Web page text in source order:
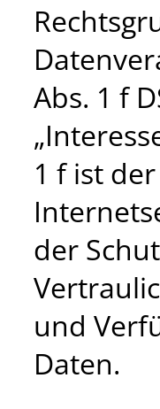
Abs. 1 f
1 f ist
der
und
Daten.